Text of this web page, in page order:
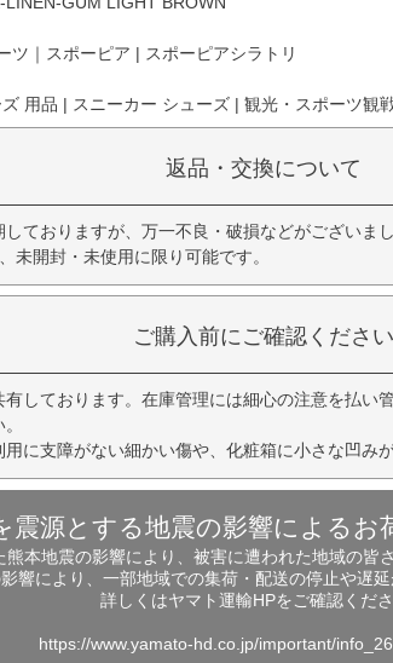
ツ｜スポーピア | スポーピアシラトリ
用品 | スニーカー シューズ | 観光・スポーツ観
返品・交換について
ておりますが、万一不良・破損などがございま
未開封・未使用に限り可能です。
ご購入前にご確認ください
しております。在庫管理には細心の注意を払い
に支障がない細かい傷や、化粧箱に小さな凹み
震源とする地震の影響によるお
本地震の影響により、被害に遭われた地域の皆
影響により、一部地域での集荷・配送の停止や遅延
詳しくはヤマト運輸HPをご確認くださ
https://www.yamato-hd.co.jp/important/